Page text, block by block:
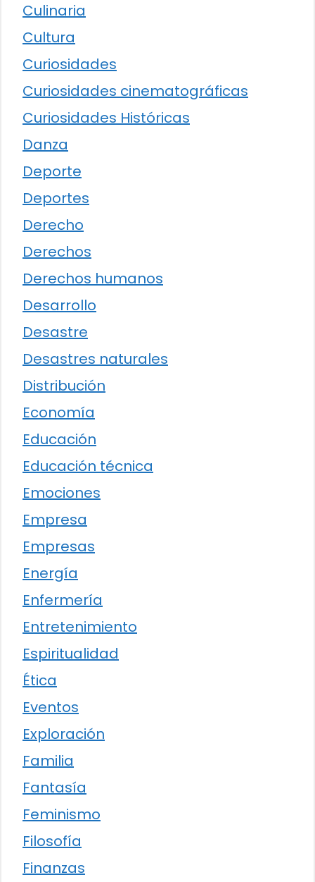
Culinaria
Cultura
Curiosidades
Curiosidades cinematográficas
Curiosidades Históricas
Danza
Deporte
Deportes
Derecho
Derechos
Derechos humanos
Desarrollo
Desastre
Desastres naturales
Distribución
Economía
Educación
Educación técnica
Emociones
Empresa
Empresas
Energía
Enfermería
Entretenimiento
Espiritualidad
Ética
Eventos
Exploración
Familia
Fantasía
Feminismo
Filosofía
Finanzas